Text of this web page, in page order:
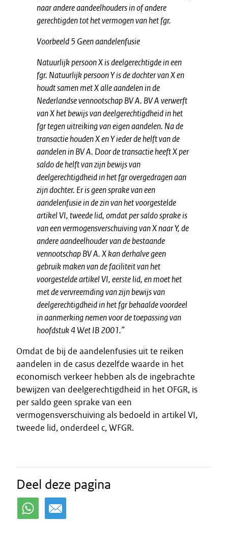
naar andere aandeelhouders in of andere
gerechtigden tot het vermogen van het fgr.
Voorbeeld 5 Geen aandelenfusie
Natuurlijk persoon X is deelgerechtigde in een
fgr. Natuurlijk persoon Y is de dochter van X en
houdt samen met X alle aandelen in de
Nederlandse vennootschap BV A. BV A verwerft
van X het bewijs van deelgerechtigdheid in het
fgr tegen uitreiking van eigen aandelen. Na de
transactie houden X en Y ieder de helft van de
aandelen in BV A. Door de transactie heeft X per
saldo de helft van zijn bewijs van
deelgerechtigdheid in het fgr overgedragen aan
zijn dochter. Er is geen sprake van een
aandelenfusie in de zin van het voorgestelde
artikel VI, tweede lid, omdat per saldo sprake is
van een vermogensverschuiving van X naar Y, de
andere aandeelhouder van de bestaande
vennootschap BV A. X kan derhalve geen
gebruik maken van de faciliteit van het
voorgestelde artikel VI, eerste lid, en moet het
met de vervreemding van zijn bewijs van
deelgerechtigdheid in het fgr behaalde voordeel
in aanmerking nemen voor de toepassing van
hoofdstuk 4 Wet IB 2001.”
Omdat de bij de aandelenfusies uit te reiken
aandelen in de casus dezelfde waarde in het
economisch verkeer hebben als de ingebrachte
bewijzen van deelgerechtigdheid in het OFGR, is
per saldo geen sprake van een
vermogensverschuiving als bedoeld in artikel VI,
tweede lid, onderdeel c, WFGR.
Deel deze pagina